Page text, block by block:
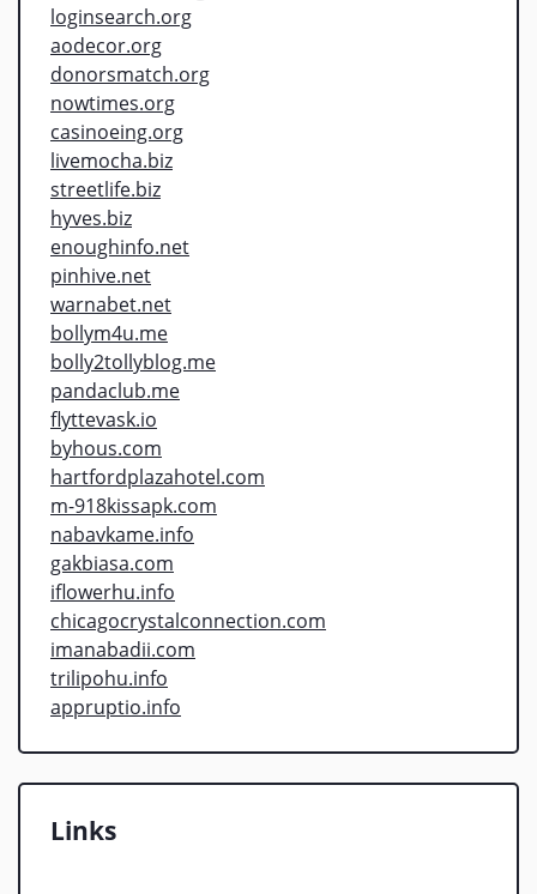
loginsearch.org
aodecor.org
donorsmatch.org
nowtimes.org
casinoeing.org
livemocha.biz
streetlife.biz
hyves.biz
enoughinfo.net
pinhive.net
warnabet.net
bollym4u.me
bolly2tollyblog.me
pandaclub.me
flyttevask.io
byhous.com
hartfordplazahotel.com
m-918kissapk.com
nabavkame.info
gakbiasa.com
iflowerhu.info
chicagocrystalconnection.com
imanabadii.com
trilipohu.info
appruptio.info
Links